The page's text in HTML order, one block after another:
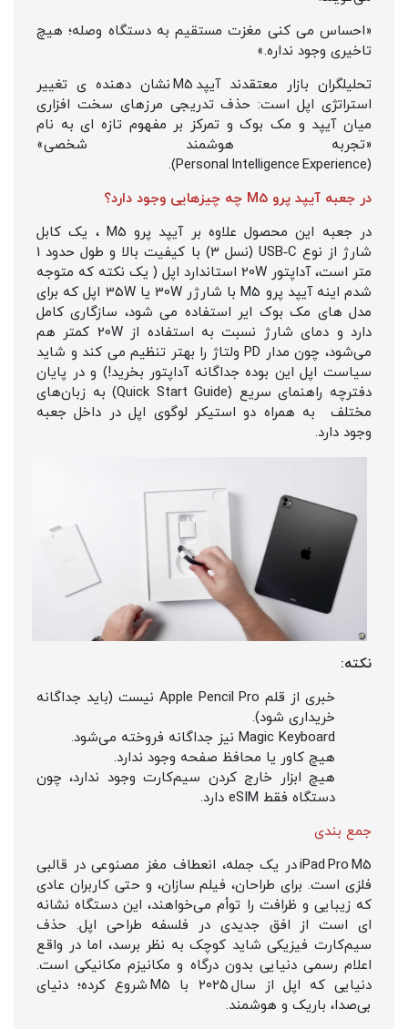
«احساس می‌ کنی مغزت مستقیم به دستگاه وصله؛ هیچ
تاخیری وجود نداره.»
تحلیلگران بازار معتقدند آیپد M5 نشان‌ دهنده‌ ی تغییر
استراتژی اپل است: حذف تدریجی مرزهای سخت‌ افزاری
میان آیپد و مک‌ بوک و تمرکز بر مفهوم تازه‌ ای به نام
«تجربه هوشمند شخصی»
(Personal Intelligence Experience).
در جعبه آیپد پرو M5 چه چیزهایی وجود دارد؟
در جعبه این محصول علاوه بر آیپد پرو M5 ، یک کابل
شارژ از نوع USB‑C (نسل 3) با کیفیت بالا و طول حدود 1
متر است، آداپتور 20W استاندارد اپل ( یک نکته که متوجه
شدم اینه آیپد پرو M5 با شارژر 30W یا 35W اپل که برای
مدل‌ های مک‌ بوک ایر استفاده می‌ شود، سازگاری کامل
دارد و دمای شارژ نسبت به استفاده از 20W کمتر هم
می‌شود، چون مدار PD ولتاژ را بهتر تنظیم می‌ کند و شاید
سیاست اپل این بوده جداگانه آداپتور بخرید!) و در پایان
دفترچه راهنمای سریع (Quick Start Guide) به زبان‌های
مختلف به همراه دو استیکر لوگوی اپل در داخل جعبه
وجود دارد.
نکته:
خبری از قلم Apple Pencil Pro نیست (باید جداگانه
خریداری شود).
Magic Keyboard نیز جداگانه فروخته می‌شود.
هیچ کاور یا محافظ صفحه وجود ندارد.
هیچ ابزار خارج کردن سیم‌کارت وجود ندارد، چون
دستگاه فقط eSIM دارد.
جمع بندی
iPad Pro M5 در یک جمله، انعطاف مغز مصنوعی در قالبی
فلزی است. برای طراحان، فیلم‌ سازان، و حتی کاربران عادی
که زیبایی و ظرافت را توأم می‌خواهند، این دستگاه نشانه‌
ای است از افق جدیدی در فلسفه طراحی اپل. حذف
سیم‌کارت فیزیکی شاید کوچک به نظر برسد، اما در واقع
اعلام رسمی دنیایی بدون درگاه و مکانیزم مکانیکی است.
دنیایی که اپل از سال ۲۰۲۵ با M5 شروع کرده؛ دنیای
بی‌صدا، باریک و هوشمند.